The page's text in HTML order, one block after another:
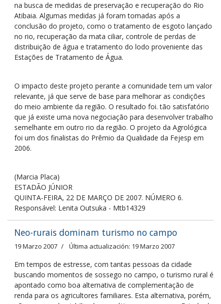
na busca de medidas de preservação e recuperação do Rio
Atibaia. Algumas medidas já foram tomadas após a
conclusão do projeto, como o tratamento de esgoto lançado
no rio, recuperação da mata ciliar, controle de perdas de
distribuição de água e trata­mento do lodo proveniente das
Estações de Tratamento de Água.
O impacto deste pro­jeto perante a comunidade tem um valor
relevante, já que serve de base para melhorar as condições
do meio ambiente da região. O resultado foi. tão satisfatório
que já existe uma nova negociação para desen­volver trabalho
semelhante em outro rio da região. O pro­jeto da Agrológica
foi um dos finalistas do Prêmio da Quali­dade da Fejesp em
2006.
(Marcia Placa)
ESTADÃO JÚNIOR
QUINTA-FEIRA, 22 DE MARÇO DE 2007. NÚMERO 6.
Responsável: Lenita Outsuka - Mtb14329
Neo-rurais dominam turismo no campo
19 Marzo 2007 Última actualización: 19 Marzo 2007
Em tempos de estresse, com tantas pessoas da cidade
buscando momentos de sossego no campo, o turismo rural é
apontado como boa alternativa de complementação de
renda para os agricultores familiares. Esta alternativa, porém,